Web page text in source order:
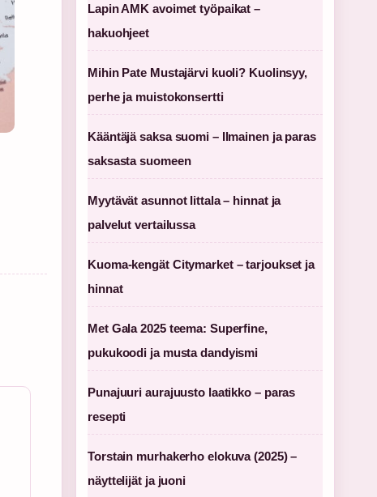
Lapin AMK avoimet työpaikat –
hakuohjeet
Mihin Pate Mustajärvi kuoli? Kuolinsyy,
perhe ja muistokonsertti
Kääntäjä saksa suomi – Ilmainen ja paras
saksasta suomeen
Myytävät asunnot Iittala – hinnat ja
palvelut vertailussa
Kuoma-kengät Citymarket – tarjoukset ja
hinnat
Met Gala 2025 teema: Superfine,
pukukoodi ja musta dandyismi
Punajuuri aurajuusto laatikko – paras
resepti
Torstain murhakerho elokuva (2025) –
näyttelijät ja juoni